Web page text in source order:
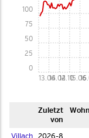
13.0614.0214.1015.06
0
25
50
75
100
Zuletzt
von
Villach 2026-8